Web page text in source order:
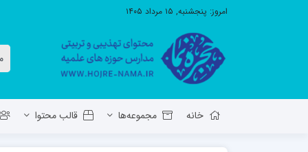
امروز: پنجشنبه, ۱۵ مرداد ۱۴۰۵
خانه مجموعه‌ها قالب محتوا